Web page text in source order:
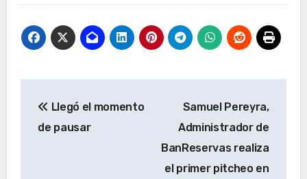
de
Llegó el momento
de pausar
Samuel Pereyra,
Administrador de
BanReservas realiza
el primer pitcheo en